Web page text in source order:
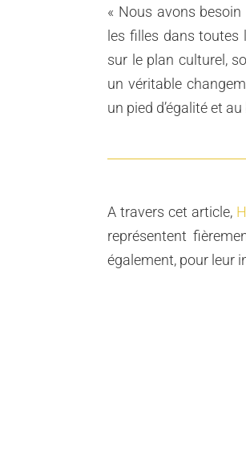
« Nous avons
les filles dans toutes
sur le plan culturel,
un véritable
un pied d’égalité et
A travers cet article,
représentent
également, pour leur